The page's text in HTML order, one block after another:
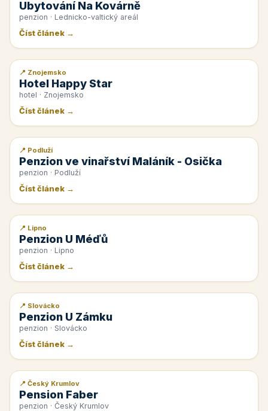
Ubytování Na Kovárně
penzion · Lednicko-valtický areál
Číst článek →
📰 PR článek
📍 Znojemsko
Hotel Happy Star
hotel · Znojemsko
Číst článek →
📰 PR článek
📍 Podluží
Penzion ve vinařství Maláník - Osička
penzion · Podluží
Číst článek →
📰 PR článek
📍 Lipno
Penzion U Méďů
penzion · Lipno
Číst článek →
📰 PR článek
📍 Slovácko
Penzion U Zámku
penzion · Slovácko
Číst článek →
📰 PR článek
📍 Český Krumlov
Pension Faber
penzion · Český Krumlov